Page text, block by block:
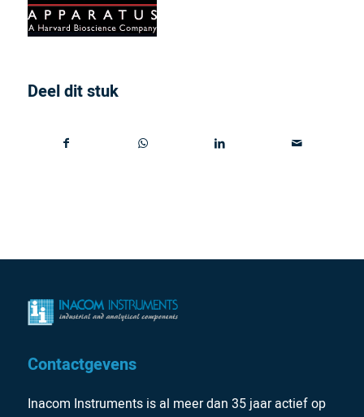
Deel dit stuk
Contactgevens
Inacom Instruments is al meer dan 35 jaar actief op